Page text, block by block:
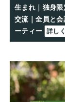
生まれ｜独身
交流｜全員と
ーティー 詳し